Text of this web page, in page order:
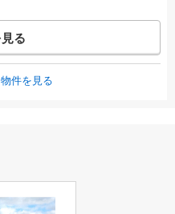
る
件を見る